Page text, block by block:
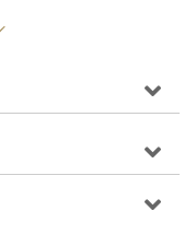
電腦展、半導體
年在業界眼中是
案相關的台灣廠商
單論規模，別說電
際關注度飆升